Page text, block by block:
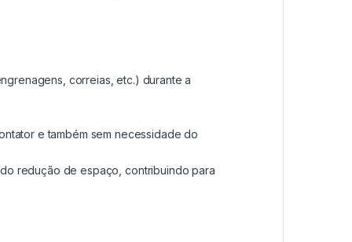
correias, etc.) durante a
e também sem necessidade do
redução de espaço, contribuindo para